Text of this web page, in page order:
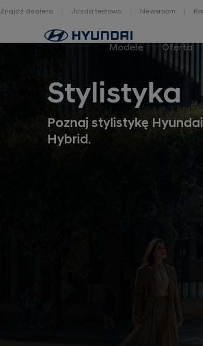
Znajdź dealera Jazda testowa Newsroom
Home
Modele Oferta
Stylistyka
Poznaj stylistykę
Hybrid.